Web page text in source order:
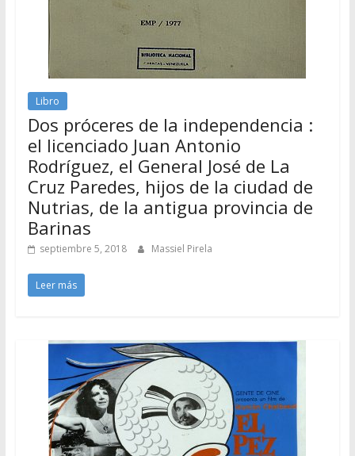
Libro
Dos próceres de la independencia :
el licenciado Juan Antonio
Rodríguez, el General José de La
Cruz Paredes, hijos de la ciudad de
Nutrias, de la antigua provincia de
Barinas
septiembre 5, 2018 Massiel Pirela
Leer más